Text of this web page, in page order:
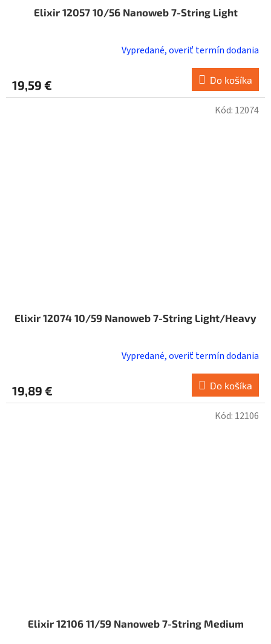
Elixir 12057 10/56 Nanoweb 7-String Light
Vypredané, overiť termín dodania
19,59 € Do košíka
Elixir 12074 10/59 Nanoweb 7-String Light/Heavy
Vypredané, overiť termín dodania
19,89 € Do košíka
Kód: 12074
Elixir 12106 11/59 Nanoweb 7-String Medium
Kód: 12106